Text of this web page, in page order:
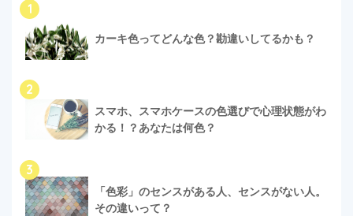
1
カーキ色ってどんな色？勘違いしてるかも？
2
スマホ、スマホケースの色選びで心理状態がわ
かる！？あなたは何色？
3
「色彩」のセンスがある人、センスがない人。
その違いって？